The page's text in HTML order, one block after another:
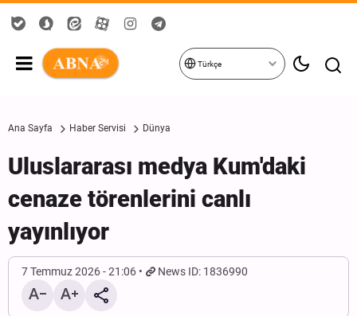
Türkçe
Ana Sayfa Haber Servisi Dünya
Uluslararası medya Kum'daki
cenaze törenlerini canlı
yayınlıyor
7 Temmuz 2026 - 21:06 News ID: 1836990